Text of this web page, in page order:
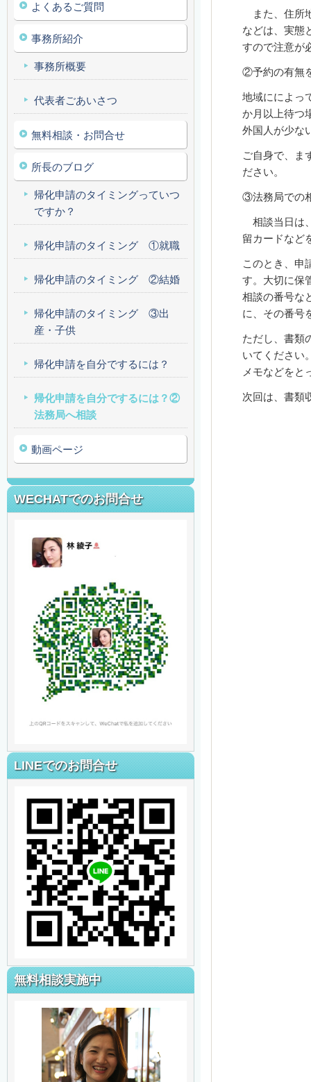
また、住所
などは、実態
すので注意が
②予約の有無
地域にによっ
か月以上待つ
外国人が少な
ご自身で、ま
ださい。
③法務局での
相談当日は
留カードなど
このとき、申
す。大切に保
相談の番号な
に、その番号
ただし、書類
いてください
メモなどをと
次回は、書類
よくあるご質問
事務所紹介
事務所概要
代表者ごあいさつ
無料相談・お問合せ
所長のブログ
帰化申請のタイミングっていつ
ですか？
帰化申請のタイミング ①就職
帰化申請のタイミング ②結婚
帰化申請のタイミング ③出
産・子供
帰化申請を自分でするには？
帰化申請を自分でするには？②
法務局へ相談
動画ページ
WECHATでのお問合せ
LINEでのお問合せ
無料相談実施中